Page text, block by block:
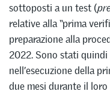
sottoposti a un test (
relative alla “prima
preparazione alla
2022. Sono stati
nell’esecuzione della
due mesi durante il